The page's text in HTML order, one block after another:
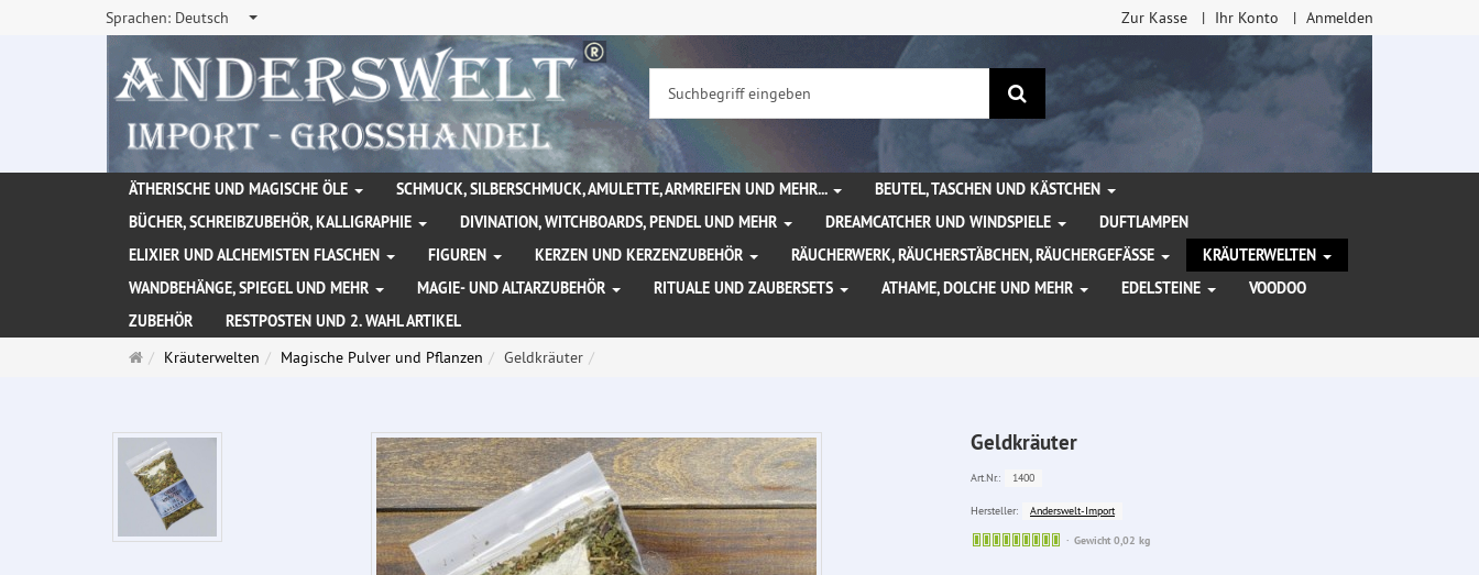
Sprachen: Deutsch Zur Kasse Ihr Konto Anmelden
Suchen
ÄTHERISCHE UND MAGISCHE ÖLE SCHMUCK, SILBERSCHMUCK, AMULETTE, ARMREIFEN UND MEHR...
BEUTEL, TASCHEN UND KÄSTCHEN
BÜCHER, SCHREIBZUBEHÖR, KALLIGRAPHIE
DIVINATION, WITCHBOARDS, PENDEL UND MEHR DREAMCATCHER UND WINDSPIELE
DUFTLAMPEN
ELIXIER UND ALCHEMISTEN FLASCHEN
FIGUREN KERZEN UND KERZENZUBEHÖR RÄUCHERWERK, RÄUCHERSTÄBCHEN, RÄUCHERGEFÄSSE
KRÄUTERWELTEN
WANDBEHÄNGE, SPIEGEL UND MEHR
MAGIE- UND ALTARZUBEHÖR RITUALE UND ZAUBERSETS ATHAME, DOLCHE UND MEHR EDELSTEINE
VOODOO
ZUBEHÖR
RESTPOSTEN UND 2. WAHL ARTIKEL
Startseite
Kräuterwelten Magische Pulver und Pflanzen Geldkräuter
Geldkräuter
Art.Nr.: 1400
Hersteller:
Anderswelt-Import
Sofort
Gewicht 0,02 kg